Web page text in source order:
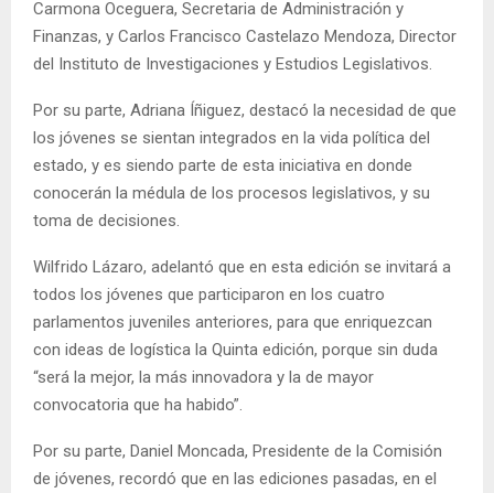
Carmona Oceguera, Secretaria de Administración y
Finanzas, y Carlos Francisco Castelazo Mendoza, Director
del Instituto de Investigaciones y Estudios Legislativos.
Por su parte, Adriana Íñiguez, destacó la necesidad de que
los jóvenes se sientan integrados en la vida política del
estado, y es siendo parte de esta iniciativa en donde
conocerán la médula de los procesos legislativos, y su
toma de decisiones.
Wilfrido Lázaro, adelantó que en esta edición se invitará a
todos los jóvenes que participaron en los cuatro
parlamentos juveniles anteriores, para que enriquezcan
con ideas de logística la Quinta edición, porque sin duda
“será la mejor, la más innovadora y la de mayor
convocatoria que ha habido”.
Por su parte, Daniel Moncada, Presidente de la Comisión
de jóvenes, recordó que en las ediciones pasadas, en el